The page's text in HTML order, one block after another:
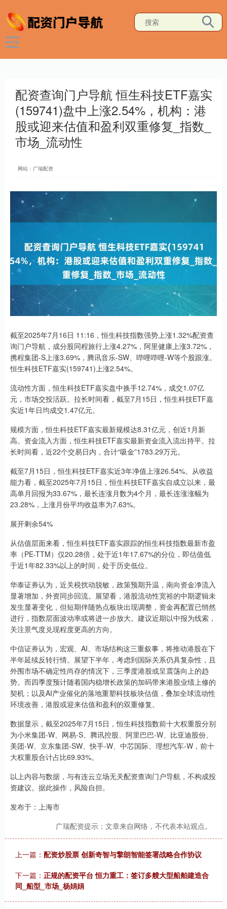
配资查询门户导航 恒生科技ETF嘉实
(159741)盘中上涨2.54%，机构：港
股或迎来估值和盈利双重修复_指数_
市场_流动性
网站：广瑞配资
截至2025年7月16日 11:16，恒生科技指数强势上涨1.32%配资查
询门户导航，成分股同程旅行上涨4.27%，阿里健康上涨3.72%，
携程集团-S上涨3.69%，腾讯音乐-SW、哔哩哔哩-W等个股跟涨。
恒生科技ETF嘉实(159741)上涨2.54%。
流动性方面，恒生科技ETF嘉实盘中换手12.74%，成交1.07亿
元，市场交投活跃。拉长时间看，截至7月15日，恒生科技ETF嘉
实近1年日均成交1.47亿元。
规模方面，恒生科技ETF嘉实最新规模达8.31亿元，创近1月新
高。资金流入方面，恒生科技ETF嘉实最新资金流入流出持平。拉
长时间看，近22个交易日内，合计“吸金”1783.29万元。
截至7月15日，恒生科技ETF嘉实近3年净值上涨26.54%。从收益
能力看，截至2025年7月15日，恒生科技ETF嘉实自成立以来，最
高单月回报为33.67%，最长连涨月数为4个月，最长连涨涨幅为
23.28%，上涨月份平均收益率为7.63%。
展开剩余54%
从估值层面来看，恒生科技ETF嘉实跟踪的恒生科技指数最新市盈
率（PE-TTM）仅20.28倍，处于近1年17.67%的分位，即估值低
于近1年82.33%以上的时间，处于历史低位。
华泰证券认为，近关税扰动脱敏，政策预期升温，南向资金净流入
显著增加，外资同步回流。展望看，港股流动性宽裕的中期逻辑未
发生显著变化，但短期伴随热点板块出现调整，资金再配置已悄然
进行，指数层面波动率或将进一步放大。建议近期以中报为线索，
关注景气度兑现程度更高的方向。
中信证券认为，宏观、AI、市场结构这三重叙事，将推动港股在下
半年延续反转行情。展望下半年，考虑到国际关系仍具复杂性，且
外围市场不确定性尚存的情况下，三季度港股或呈震荡向上的趋
势。而四季度预计随着国内稳增长政策的加码带来港股业绩上修的
契机；以及AI产业催化的落地重塑科技板块估值，叠加全球流动性
环境改善，港股或迎来估值和盈利的双重修复。
数据显示，截至2025年7月15日，恒生科技指数前十大权重股分别
为小米集团-W、网易-S、腾讯控股、阿里巴巴-W、比亚迪股份、
美团-W、京东集团-SW、快手-W、中芯国际、理想汽车-W，前十
大权重股合计占比69.93%。
以上内容与数据，与有连云立场无关配资查询门户导航，不构成投
资建议。据此操作，风险自担。
发布于：上海市
广瑞配资提示：文章来自网络，不代表本站观点。
上一篇： 配资炒股票 创新奇智与擎朗智能签署战略合作协议
下一篇： 正规的配资平台 恒力重工：签订多艘大型船舶建造合
同_船型_市场_杨娟娟